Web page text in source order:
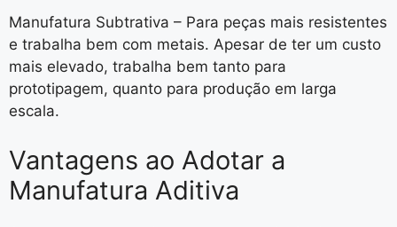
Manufatura Subtrativa – Para peças mais resistentes
e trabalha bem com metais. Apesar de ter um custo
mais elevado, trabalha bem tanto para
prototipagem, quanto para produção em larga
escala.
Vantagens ao Adotar a
Manufatura Aditiva